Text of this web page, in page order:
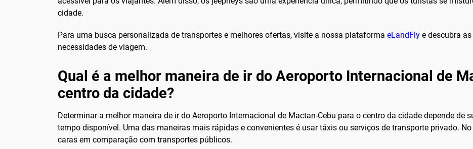
cidade.
Para uma busca personalizada de transportes e melhores ofertas, visite a nossa plataforma eLandFly e descubra
necessidades de viagem.
Qual é a melhor maneira de ir do Aeroporto Internacional de
centro da cidade?
Determinar a melhor maneira de ir do Aeroporto Internacional de Mactan-Cebu para o centro da cidade depende de
tempo disponível. Uma das maneiras mais rápidas e convenientes é usar táxis ou serviços de transporte privado.
caras em comparação com transportes públicos.